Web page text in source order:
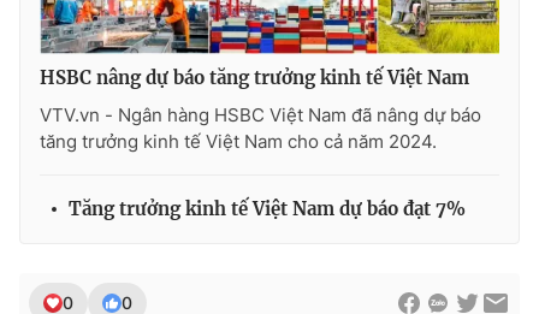
HSBC nâng dự báo tăng trưởng kinh tế Việt Nam
VTV.vn - Ngân hàng HSBC Việt Nam đã nâng dự báo
tăng trưởng kinh tế Việt Nam cho cả năm 2024.
Tăng trưởng kinh tế Việt Nam dự báo đạt 7%
0 0